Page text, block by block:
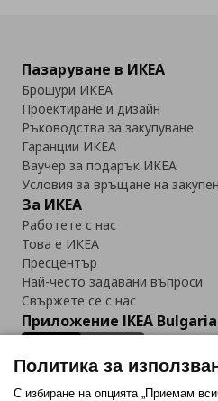
Пазаруване в ИКЕА
Брошури ИКЕА
Проектиране и дизайн
Ръководства за закупуване
Гаранции ИКЕА
Ваучер за подарък ИКЕА
Условия за връщане на
За ИКЕА
Работете с нас
Това е ИКЕА
Пресцентър
Най-често задавани въпроси
Свържете се с нас
Приложение IKEA
Политика за
С избиране на опцията „Приемам